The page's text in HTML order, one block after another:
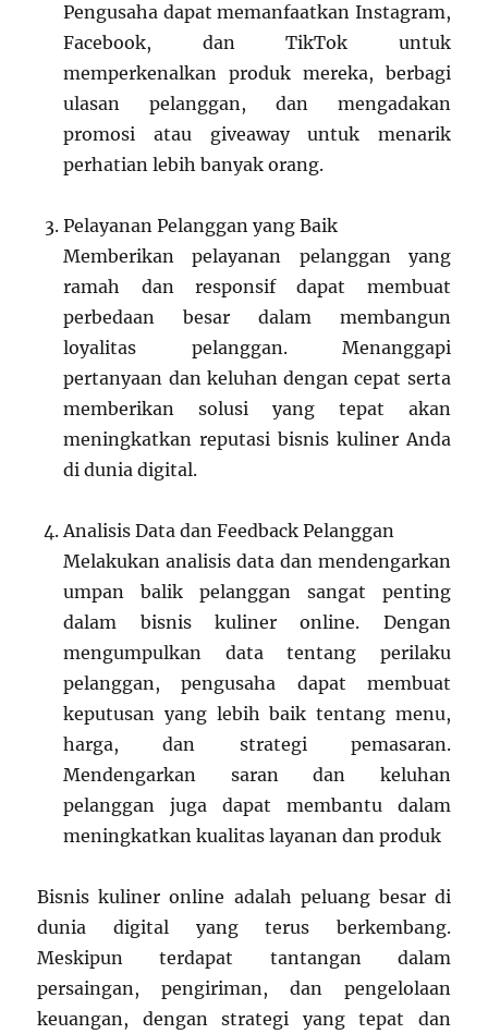
Pengusaha dapat memanfaatkan Instagram,
Facebook, dan TikTok untuk
memperkenalkan produk mereka, berbagi
ulasan pelanggan, dan mengadakan
promosi atau giveaway untuk menarik
perhatian lebih banyak orang.
Pelayanan Pelanggan yang Baik
Memberikan pelayanan pelanggan yang
ramah dan responsif dapat membuat
perbedaan besar dalam membangun
loyalitas pelanggan. Menanggapi
pertanyaan dan keluhan dengan cepat serta
memberikan solusi yang tepat akan
meningkatkan reputasi bisnis kuliner Anda
di dunia digital.
Analisis Data dan Feedback Pelanggan
Melakukan analisis data dan mendengarkan
umpan balik pelanggan sangat penting
dalam bisnis kuliner online. Dengan
mengumpulkan data tentang perilaku
pelanggan, pengusaha dapat membuat
keputusan yang lebih baik tentang menu,
harga, dan strategi pemasaran.
Mendengarkan saran dan keluhan
pelanggan juga dapat membantu dalam
meningkatkan kualitas layanan dan produk
Bisnis kuliner online adalah peluang besar di
dunia digital yang terus berkembang.
Meskipun terdapat tantangan dalam
persaingan, pengiriman, dan pengelolaan
keuangan, dengan strategi yang tepat dan